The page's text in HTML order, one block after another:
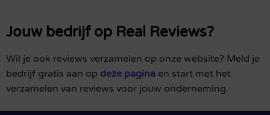
Jouw bedrijf op Real Reviews?
Wil je ook reviews verzamelen op onze website? Meld je
bedrijf gratis aan op deze pagina en start met het
verzamelen van reviews voor jouw onderneming.